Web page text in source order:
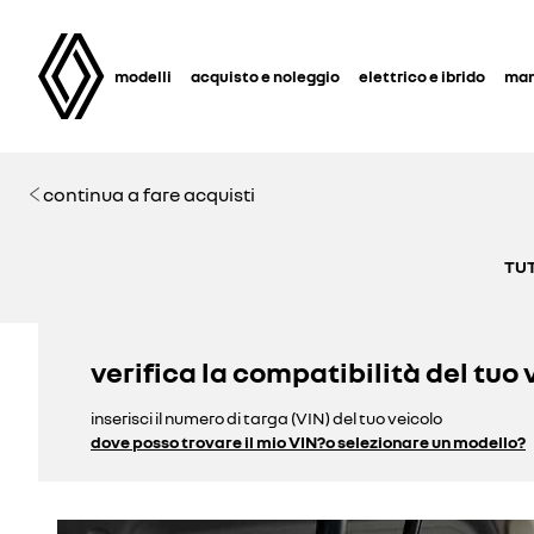
modelli acquisto e noleggio elettrico e ibrido
continua a fare acquisti
verifica la compatibilità del tuo
inserisci il numero di targa (VIN) del tuo veicolo
dove posso trovare il mio VIN?o selezionare un modello?